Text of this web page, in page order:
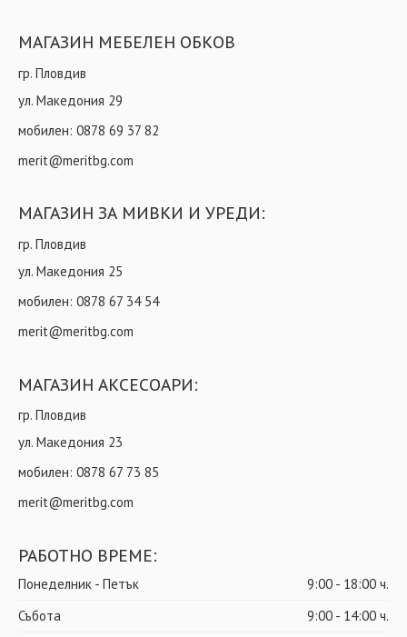
МАГАЗИН МЕБЕЛЕН ОБКОВ
гр. Пловдив
ул. Македония 29
мобилен: 0878 69 37 82
merit@meritbg.com
МАГАЗИН ЗА МИВКИ И УРЕДИ:
гр. Пловдив
ул. Македония 25
мобилен: 0878 67 34 54
merit@meritbg.com
МАГАЗИН АКСЕСОАРИ:
гр. Пловдив
ул. Македония 23
мобилен: 0878 67 73 85
merit@meritbg.com
РАБОТНО ВРЕМЕ:
Понеделник - Петък
9:00 - 18:00 ч.
Събота
9:00 - 14:00 ч.